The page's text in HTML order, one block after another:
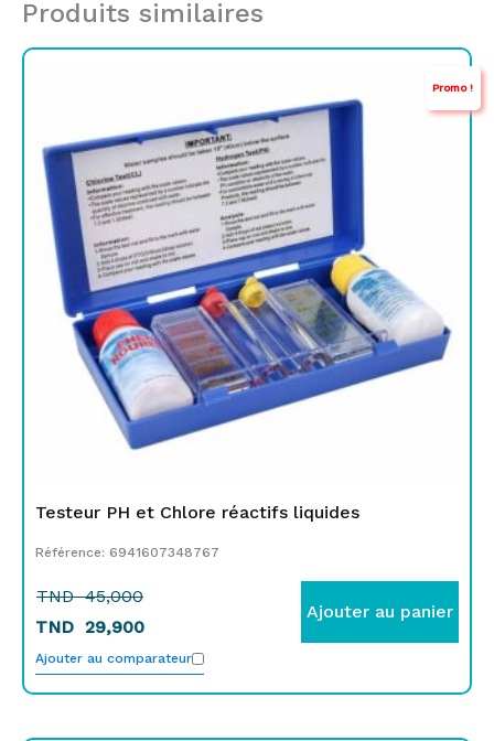
Produits similaires
Promo !
Testeur PH et Chlore réactifs liquides
Référence: 6941607348767
TND45,000
était :
TND
45,000.
TND 29,900
est :
TND
29,900.
Ajouter au panier
Ajouter au comparateur